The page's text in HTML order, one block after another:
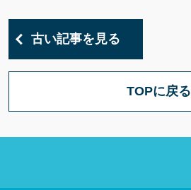
古い記事を見る
TOPに戻る